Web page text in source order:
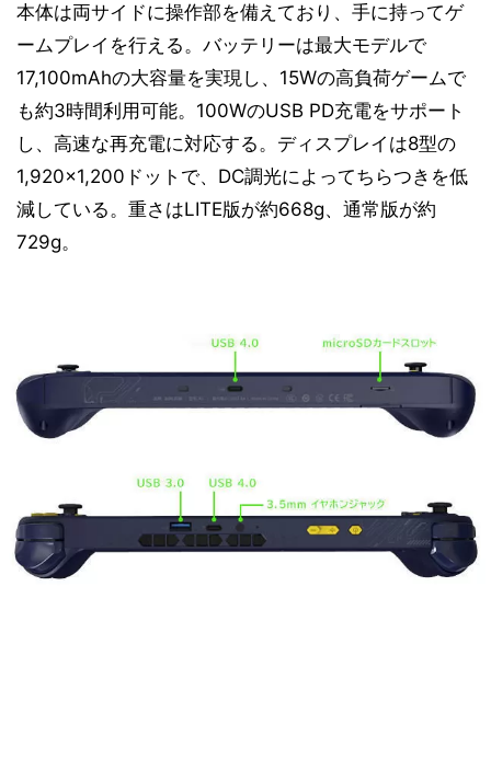
本体は両サイドに操作部を備えており、手に持ってゲ
ームプレイを行える。バッテリーは最大モデルで
17,100mAhの大容量を実現し、15Wの高負荷ゲームで
も約3時間利用可能。100WのUSB PD充電をサポート
し、高速な再充電に対応する。ディスプレイは8型の
1,920×1,200ドットで、DC調光によってちらつきを低
減している。重さはLITE版が約668g、通常版が約
729g。